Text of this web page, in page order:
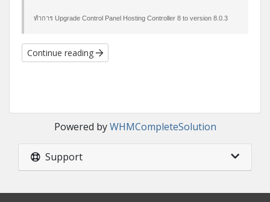
ทำการ Upgrade Control Panel Hosting Controller 8 to version 8.0.3
Continue reading
Powered byWHMCompleteSolution
Support